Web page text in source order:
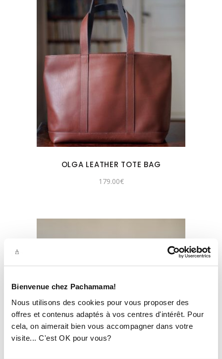
Bienvenue chez Pachamama!
Nous utilisons des cookies pour vous proposer des
offres et contenus adaptés à vos centres d'intérêt. Pour
cela, on aimerait bien vous accompagner dans votre
visite... C'est OK pour vous?
OLGA LEATHER TOTE BAG
179.00€